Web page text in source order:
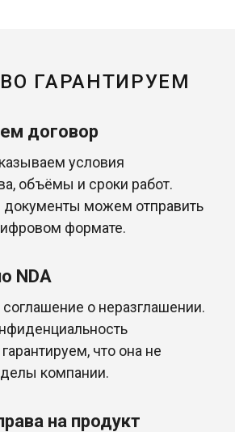
ГАРАНТИРУЕМ
договор
условия
объёмы и сроки работ.
можем отправить
формате.
NDA
о неразглашении.
что она не
компании.
на продукт